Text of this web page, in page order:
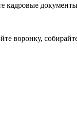
кадровые
воронку,